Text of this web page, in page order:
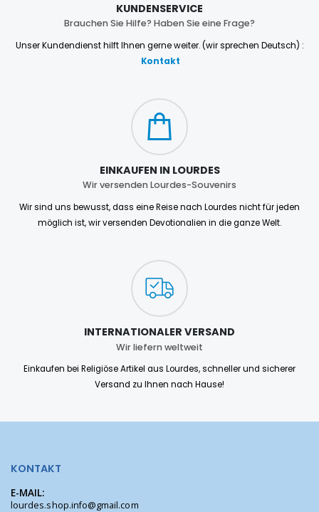
KUNDENSERVICE
Brauchen Sie Hilfe? Haben Sie eine Frage?
Unser Kundendienst hilft Ihnen gerne weiter. (wir sprechen Deutsch) :
Kontakt
EINKAUFEN IN LOURDES
Wir versenden Lourdes-Souvenirs
Wir sind uns bewusst, dass eine Reise nach Lourdes nicht für jeden
möglich ist, wir versenden Devotionalien in die ganze Welt.
INTERNATIONALER VERSAND
Wir liefern weltweit
Einkaufen bei Religiöse Artikel aus Lourdes, schneller und sicherer
Versand zu Ihnen nach Hause!
KONTAKT
E-MAIL:
lourdes.shop.info@gmail.com